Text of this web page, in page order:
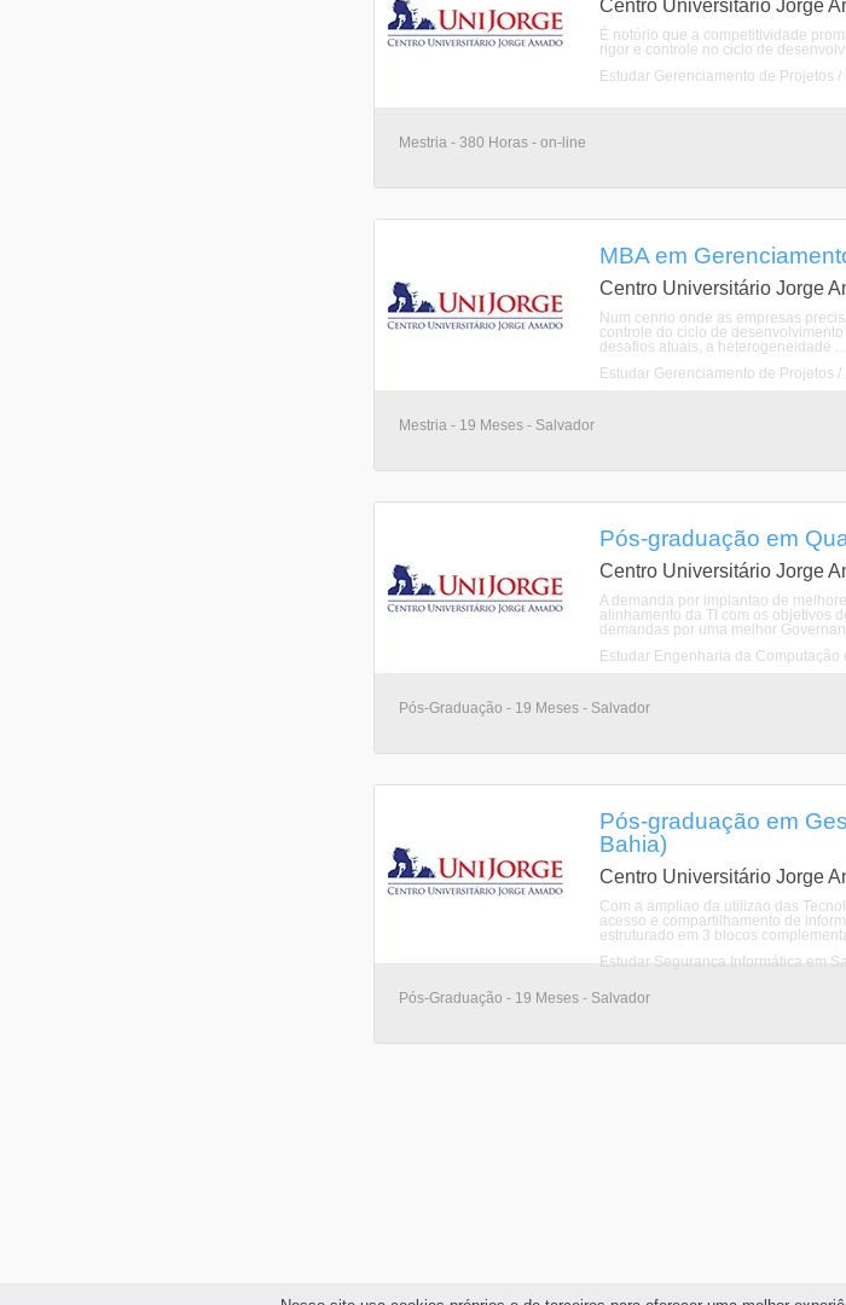
Centro Universitário Jorge
É notório que a competitividade
rigor e controle no ciclo de
Estudar Gerenciamento de Projetos /
Mestria - 380 Horas - on-line
MBA em
Centro Universitário Jorge
Num cenrio onde as empresas
controle do ciclo de
desafios atuais, a heterogeneidade ...
Estudar Gerenciamento de Projetos
Mestria - 19 Meses - Salvador
Pós-graduação em
Centro Universitário Jorge
A demanda por implantao de
alinhamento da TI com os objetivos
demandas por uma melhor
Estudar Engenharia da Computação
Pós-Graduação - 19 Meses - Salvador
Pós-graduação em
Bahia)
Centro Universitário Jorge
Com a ampliao da utilizao das
acesso e compartilhamento de
estruturado em 3 blocos
Estudar Segurança Informática em
Pós-Graduação - 19 Meses - Salvador